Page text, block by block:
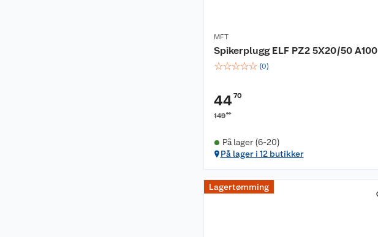
MFT
Spikerplugg ELF PZ2 5X20/50 A100
☆☆☆☆☆ (0)
4470
14900
På lager (6-20)
På lager i 12 butikker
Lagertømming